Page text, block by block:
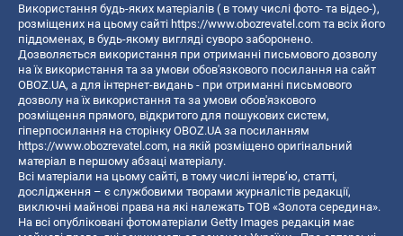
Використання будь-яких матеріалів ( в тому числі фото- та відео-),
розміщених на цьому сайті https://www.obozrevatel.com та всіх його
піддоменах, в будь-якому вигляді суворо заборонено.
Дозволяється використання при отриманні письмового дозволу
на їх використання та за умови обов'язкового посилання на сайт
OBOZ.UA, а для інтернет-видань - при отриманні письмового
дозволу на їх використання та за умови обов'язкового
розміщення прямого, відкритого для пошукових систем,
гіперпосилання на сторінку OBOZ.UA за посиланням
https://www.obozrevatel.com, на якій розміщено оригінальний
матеріал в першому абзаці матеріалу.
Всі матеріали на цьому сайті, в тому числі інтерв’ю, статті,
дослідження – є службовими творами журналістів редакції,
виключні майнові права на які належать ТОВ «Золота середина».
На всі опубліковані фотоматеріали Getty Images редакція має